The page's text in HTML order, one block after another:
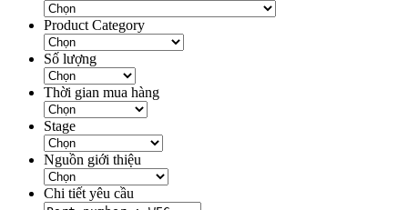
Product Category
Số lượng
Thời gian mua hàng
Stage
Nguồn giới thiệu
Chi tiết yêu cầu